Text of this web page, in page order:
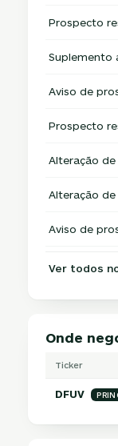
Prospecto
Suplemento
Aviso de
Prospecto
Alteração
Alteração
Aviso de
Ver todos
Onde
Ticker
DFUV